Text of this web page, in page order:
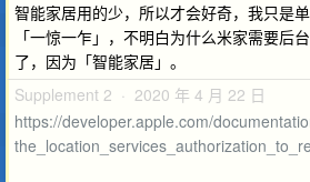
智能家居用的少，所以才会好奇，我只是
「一惊一乍」，不明白为什么米家需要后
了，因为「智能家居」。
Supplement 2 · 2020 年 4 月 22 日
https://developer.apple.com/